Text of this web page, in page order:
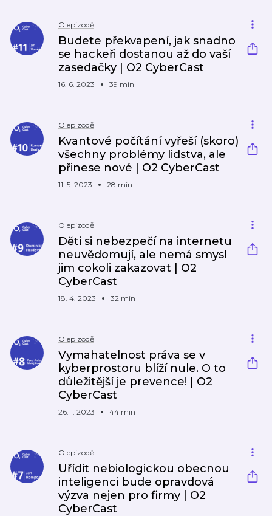
O epizodě
Budete překvapení, jak snadno
se hackeři dostanou až do vaší
zasedačky | O2 CyberCast
16. 6. 2023 39 min
O epizodě
Kvantové počítání vyřeší (skoro)
všechny problémy lidstva, ale
přinese nové | O2 CyberCast
11. 5. 2023 28 min
O epizodě
Děti si nebezpečí na internetu
neuvědomují, ale nemá smysl
jim cokoli zakazovat | O2
CyberCast
18. 4. 2023 32 min
O epizodě
Vymahatelnost práva se v
kyberprostoru blíží nule. O to
důležitější je prevence! | O2
CyberCast
26. 1. 2023 44 min
O epizodě
Uřídit nebiologickou obecnou
inteligenci bude opravdová
výzva nejen pro firmy | O2
CyberCast